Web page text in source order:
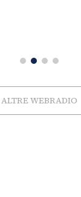
ALTRE WEBRADIO